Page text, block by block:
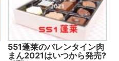
551蓬莱のバレンタイン肉
まん2021はいつから発売?